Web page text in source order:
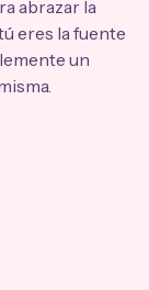
abrazar la
eres la fuente
un